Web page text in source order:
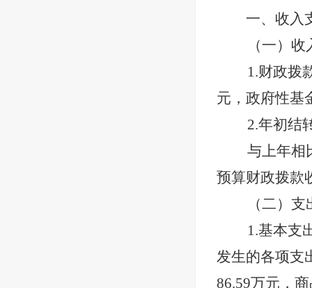
一、收入
（一）
1.财政拨
元，政府性基
2.年初结
与上年相
预算财政拨款
（二）
1.基本支
发生的各项支
86.59万元，